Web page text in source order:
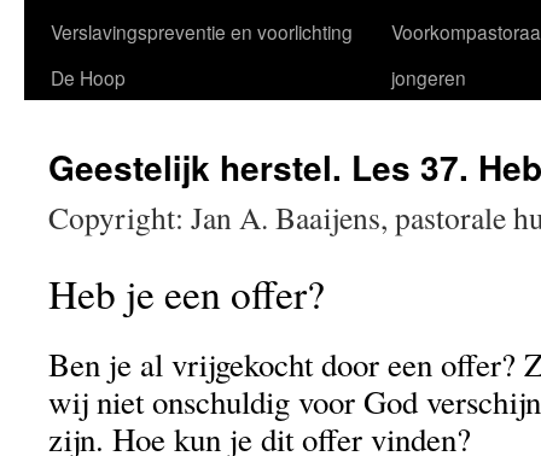
Verslavingspreventie en voorlichting
De Hoop
jongeren
Geestelijk herstel. Les 37.
Copyright: Jan A. Baaijens, pastorale
Heb je een offer?
Ben je al vrijgekocht door een offer?
wij niet onschuldig voor God
zijn. Hoe kun je dit offer vinden?